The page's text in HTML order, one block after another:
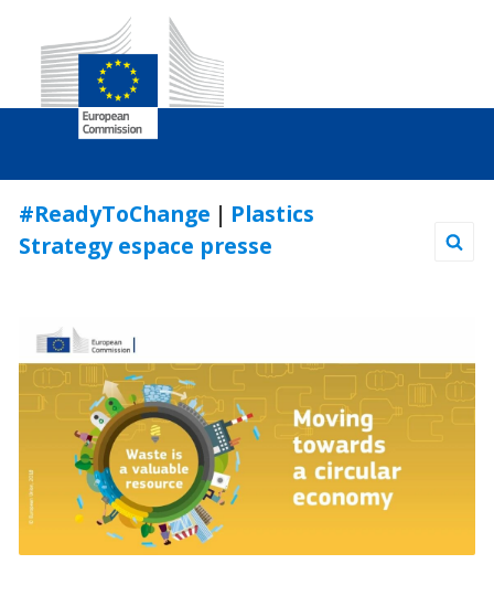
to
Content
#ReadyToChange | Plastics
Strategy espace presse